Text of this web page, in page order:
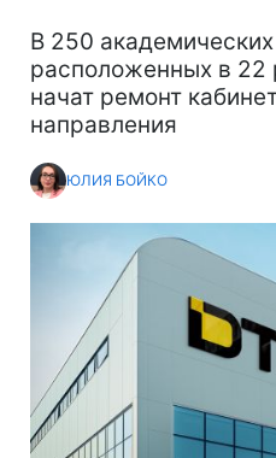
В 250
расположенных в 22
начат ремонт
направления
ЮЛИЯ БОЙКО